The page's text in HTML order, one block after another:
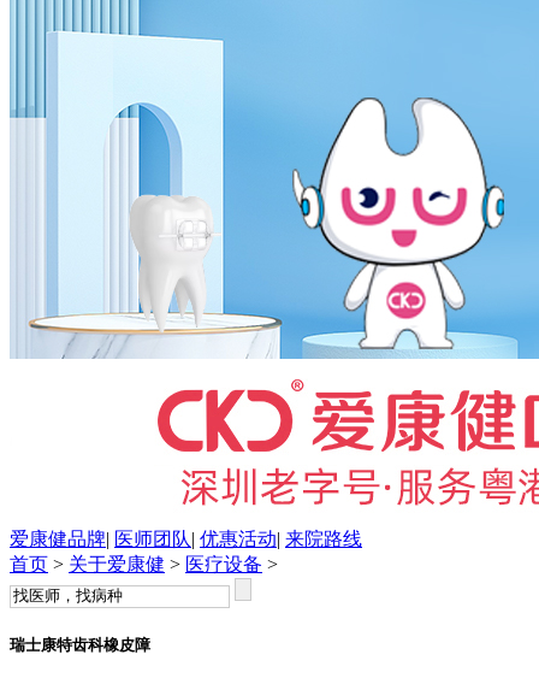
爱康健品牌| 医师团队| 优惠活动| 来院路线
首页 > 关于爱康健 > 医疗设备 >
瑞士康特齿科橡皮障